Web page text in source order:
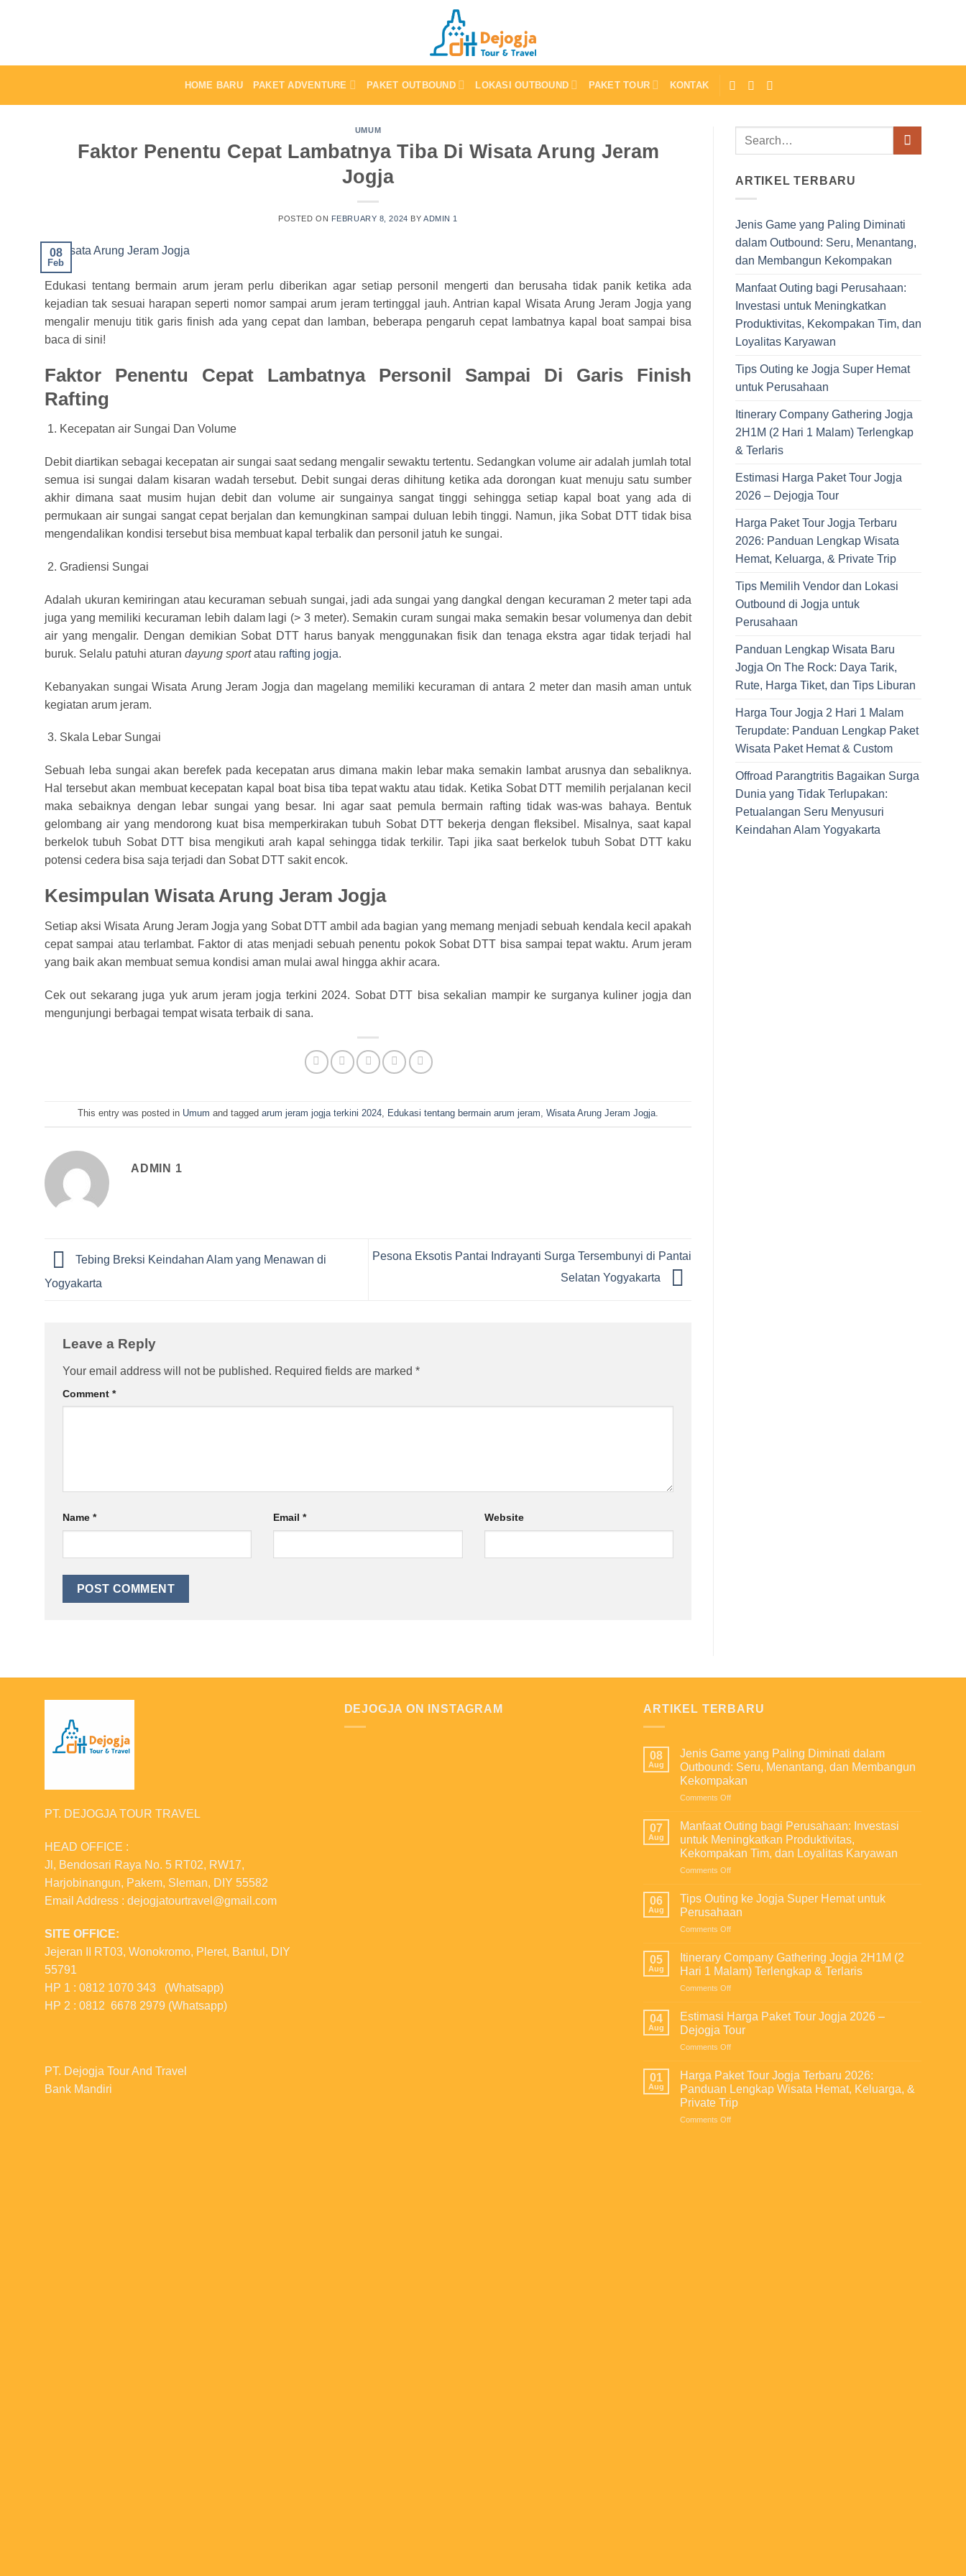
HOME BARU PAKET ADVENTURE PAKET OUTBOUND LOKASI OUTBOUND PAKET TOUR KONTAK
UMUM
Faktor Penentu Cepat Lambatnya Tiba Di Wisata Arung Jeram
Jogja
POSTED ON FEBRUARY 8, 2024 BY ADMIN 1
08
Feb
Edukasi tentang bermain arum jeram perlu diberikan agar setiap personil mengerti dan berusaha tidak panik ketika ada
kejadian tak sesuai harapan seperti nomor sampai arum jeram tertinggal jauh. Antrian kapal Wisata Arung Jeram Jogja yang
mengalir menuju titik garis finish ada yang cepat dan lamban, beberapa pengaruh cepat lambatnya kapal boat sampai bisa
baca di sini!
Faktor Penentu Cepat Lambatnya Personil Sampai Di Garis Finish
Rafting
Kecepatan air Sungai Dan Volume
Debit diartikan sebagai kecepatan air sungai saat sedang mengalir sewaktu tertentu. Sedangkan volume air adalah jumlah total
semua isi sungai dalam kisaran wadah tersebut. Debit sungai deras dihitung ketika ada dorongan kuat menuju satu sumber
akhir dimana saat musim hujan debit dan volume air sungainya sangat tinggi sehingga setiap kapal boat yang ada di
permukaan air sungai sangat cepat berjalan dan kemungkinan sampai duluan lebih tinggi. Namun, jika Sobat DTT tidak bisa
mengendalikan kondisi tersebut bisa membuat kapal terbalik dan personil jatuh ke sungai.
Gradiensi Sungai
Adalah ukuran kemiringan atau kecuraman sebuah sungai, jadi ada sungai yang dangkal dengan kecuraman 2 meter tapi ada
juga yang memiliki kecuraman lebih dalam lagi (> 3 meter). Semakin curam sungai maka semakin besar volumenya dan debit
air yang mengalir. Dengan demikian Sobat DTT harus banyak menggunakan fisik dan tenaga ekstra agar tidak terjadi hal
buruk. Selalu patuhi aturan dayung sportatau rafting jogja.
Kebanyakan sungai Wisata Arung Jeram Jogja dan magelang memiliki kecuraman di antara 2 meter dan masih aman untuk
kegiatan arum jeram.
Skala Lebar Sungai
Sebuah leba sungai akan berefek pada kecepatan arus dimana makin lebar maka semakin lambat arusnya dan sebaliknya.
Hal tersebut akan membuat kecepatan kapal boat bisa tiba tepat waktu atau tidak. Ketika Sobat DTT memilih perjalanan kecil
maka sebaiknya dengan lebar sungai yang besar. Ini agar saat pemula bermain rafting tidak was-was bahaya. Bentuk
gelombang air yang mendorong kuat bisa memperkirakan tubuh Sobat DTT bekerja dengan fleksibel. Misalnya, saat kapal
berkelok tubuh Sobat DTT bisa mengikuti arah kapal sehingga tidak terkilir. Tapi jika saat berkelok tubuh Sobat DTT kaku
potensi cedera bisa saja terjadi dan Sobat DTT sakit encok.
Kesimpulan Wisata Arung Jeram Jogja
Setiap aksi Wisata Arung Jeram Jogja yang Sobat DTT ambil ada bagian yang memang menjadi sebuah kendala kecil apakah
cepat sampai atau terlambat. Faktor di atas menjadi sebuah penentu pokok Sobat DTT bisa sampai tepat waktu. Arum jeram
yang baik akan membuat semua kondisi aman mulai awal hingga akhir acara.
Cek out sekarang juga yuk arum jeram jogja terkini 2024. Sobat DTT bisa sekalian mampir ke surganya kuliner jogja dan
mengunjungi berbagai tempat wisata terbaik di sana.
This entry was posted in Umum and tagged arum jeram jogja terkini 2024 Edukasi tentang bermain arum jeram Wisata Arung Jeram Jogja
ADMIN 1
Tebing Breksi Keindahan Alam yang Menawan di
Yogyakarta
Pesona Eksotis Pantai Indrayanti Surga Tersembunyi di Pantai
Selatan Yogyakarta
Leave a Reply
Your email address will not be published. Required fields are marked *
Comment *
Name * Email* Website
ARTIKEL TERBARU
Jenis Game yang Paling Diminati
dalam Outbound: Seru, Menantang,
dan Membangun Kekompakan
Manfaat Outing bagi Perusahaan:
Investasi untuk Meningkatkan
Produktivitas, Kekompakan Tim, dan
Loyalitas Karyawan
Tips Outing ke Jogja Super Hemat
untuk Perusahaan
Itinerary Company Gathering Jogja
2H1M (2 Hari 1 Malam) Terlengkap
& Terlaris
Estimasi Harga Paket Tour Jogja
2026 – Dejogja Tour
Harga Paket Tour Jogja Terbaru
2026: Panduan Lengkap Wisata
Hemat, Keluarga, & Private Trip
Tips Memilih Vendor dan Lokasi
Outbound di Jogja untuk
Perusahaan
Panduan Lengkap Wisata Baru
Jogja On The Rock: Daya Tarik,
Rute, Harga Tiket, dan Tips Liburan
Harga Tour Jogja 2 Hari 1 Malam
Terupdate: Panduan Lengkap Paket
Wisata Paket Hemat & Custom
Offroad Parangtritis Bagaikan Surga
Dunia yang Tidak Terlupakan:
Petualangan Seru Menyusuri
Keindahan Alam Yogyakarta
PT. DEJOGJA TOUR TRAVEL
HEAD OFFICE :
Jl, Bendosari Raya No. 5 RT02, RW17,
Harjobinangun, Pakem, Sleman, DIY 55582
Email Address : dejogjatourtravel@gmail.com
SITE OFFICE:
Jejeran II RT03, Wonokromo, Pleret, Bantul, DIY
55791
HP 1 : 0812 1070 343 (Whatsapp)
HP 2 : 0812 6678 2979 (Whatsapp)
PT. Dejogja Tour And Travel
Bank Mandiri
DEJOGJA ON INSTAGRAM ARTIKEL TERBARU
08
Aug
Jenis Game yang Paling Diminati dalam
Outbound: Seru, Menantang, dan Membangun
Kekompakan
Comments Offon
Game
yang
Paling
Diminati
dalam
Seru,
Menantang,
dan
Membangun
07
Aug
Manfaat Outing bagi Perusahaan: Investasi
untuk Meningkatkan Produktivitas,
Kekompakan Tim, dan Loyalitas Karyawan
Comments Offon
Outing
bagi
Perusahaan:
Investasi
Meningkatkan
Produktivitas,
Kekompakan
Loyalitas
Karyawan
06
Aug
Tips Outing ke Jogja Super Hemat untuk
Perusahaan
Comments Offon
Outing
ke
Jogja
Super
untuk
Perusahaan
05
Aug
Itinerary Company Gathering Jogja 2H1M (2
Hari 1 Malam) Terlengkap & Terlaris
Comments Offon
Company
Gathering
Jogja
2H1M
Hari
1
Malam)
Terlengkap
&
04
Aug
Estimasi Harga Paket Tour Jogja 2026 –
Dejogja Tour
Comments Offon
Harga
Paket
Tour
Jogja
2026
01
Aug
Harga Paket Tour Jogja Terbaru 2026:
Panduan Lengkap Wisata Hemat, Keluarga, &
Private Trip
Comments Offon